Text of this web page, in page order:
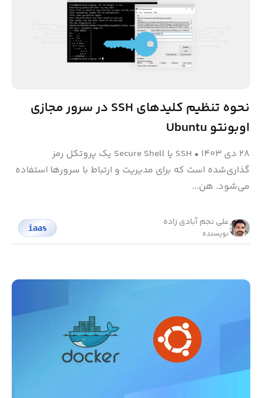
نحوه تنظیم کلیدهای SSH در سرور مجازی
اوبونتو Ubuntu
۲۸ دی ۱۴۰۳ •
SSH یا Secure Shell یک پروتکل رمز
گذاری‌شده است که برای مدیریت و ارتباط با سرورها استفاده
می‌شود. هن...
علی نجم آبادی زاده
نویسنده
iaas